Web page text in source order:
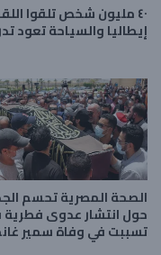
٤٠ مليون شخص تلقوا
إيطاليا والسياحة تعود
الصحة المصرية تحسم
حول انتشار عدوى فطرية
تسببت في وفاة سمير